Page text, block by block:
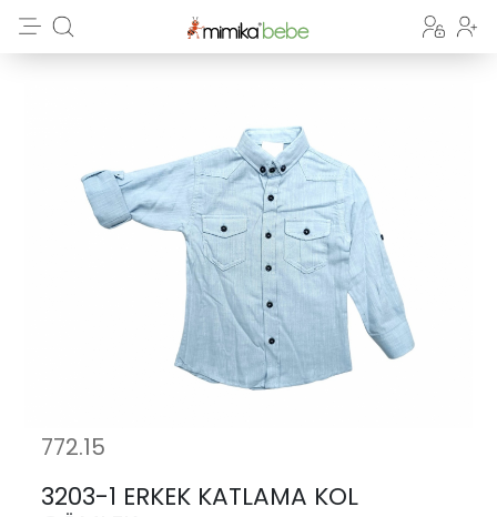
772.15
3203-1 ERKEK KATLAMA KOL